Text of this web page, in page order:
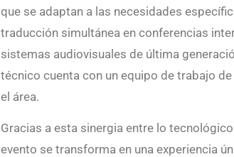
que se adaptan a las necesidades
traducción simultánea en conferencias
sistemas audiovisuales de última
técnico cuenta con un equipo de trabajo
el área.
Gracias a esta sinergia entre lo
evento se transforma en una experiencia